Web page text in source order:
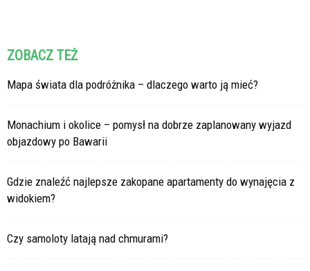
ZOBACZ TEŻ
Mapa świata dla podróżnika – dlaczego warto ją mieć?
Monachium i okolice – pomysł na dobrze zaplanowany wyjazd
objazdowy po Bawarii
Gdzie znaleźć najlepsze zakopane apartamenty do wynajęcia z
widokiem?
Czy samoloty latają nad chmurami?